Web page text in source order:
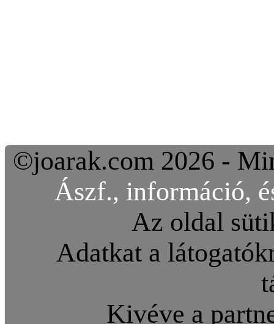
©joarak.com 2026 -
Ászf., információ,
Az oldal
Adatkat a
Kivéve a